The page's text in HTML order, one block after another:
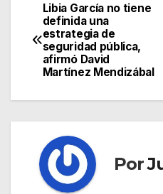
Libia García no tiene
definida una
estrategia de
seguridad pública,
afirmó David
Martínez Mendizábal
Por